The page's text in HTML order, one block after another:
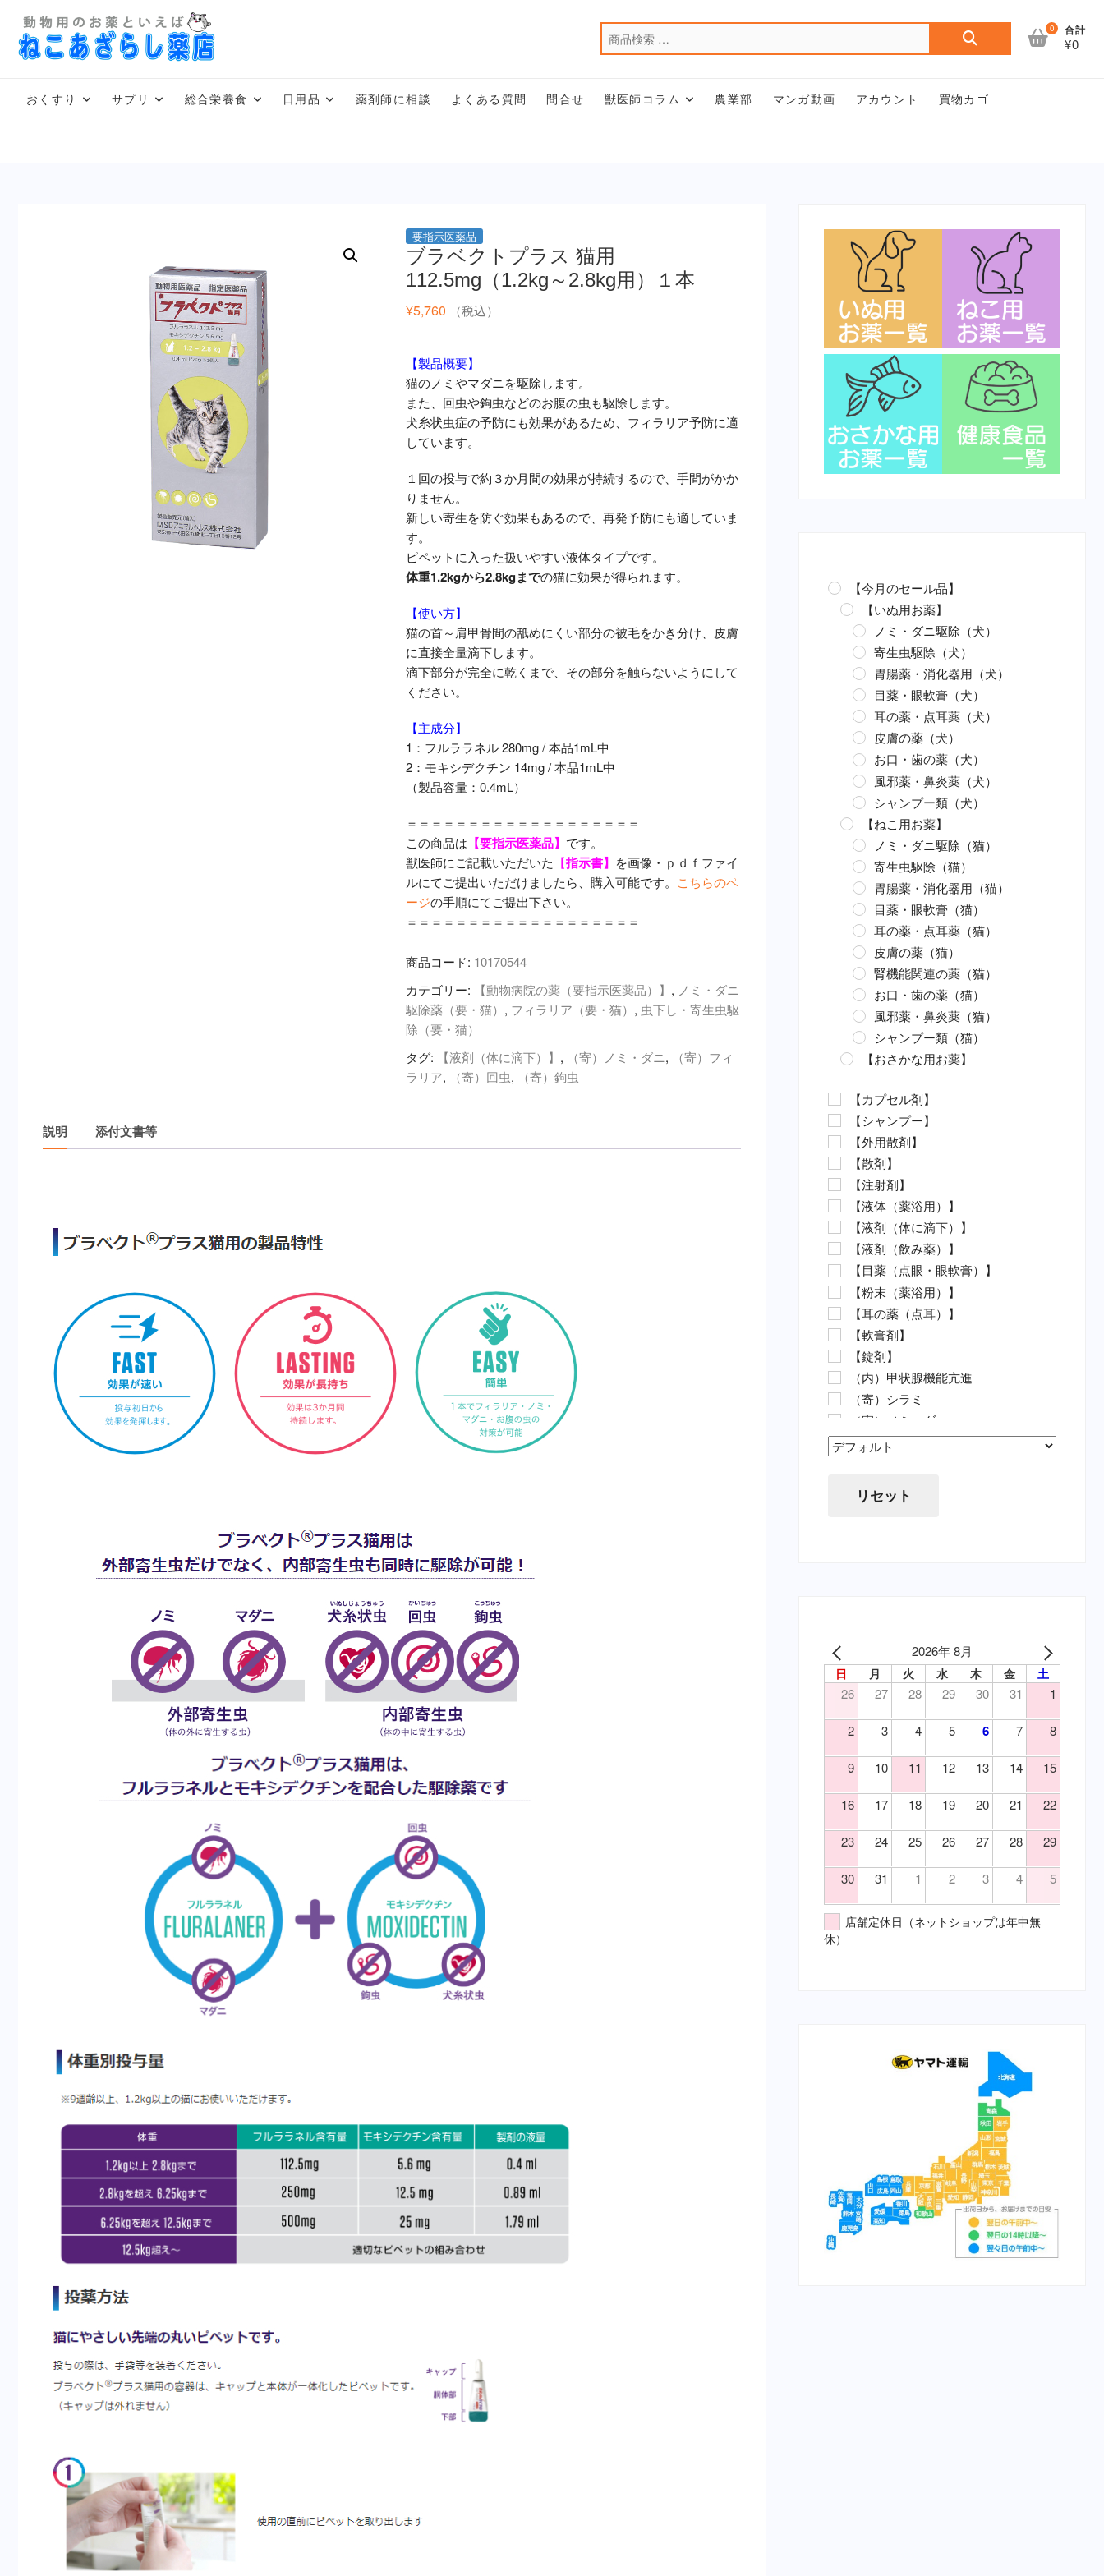
content
0 合計
¥0
おくすり サプリ 総合栄養食 日用品 薬剤師に相談 よくある質問 問合せ 獣医師コラム 農業部 マンガ動画 アカウント 買物カゴ
要指示医薬品
ブラベクトプラス 猫用
112.5mg（1.2kg～2.8kg用）１本
¥5,760 （税込）
【製品概要】
猫のノミやマダニを駆除します。
また、回虫や鉤虫などのお腹の虫も駆除します。
犬糸状虫症の予防にも効果があるため、フィラリア予防に適
しています。
１回の投与で約３か月間の効果が持続するので、手間がかか
りません。
新しい寄生を防ぐ効果もあるので、再発予防にも適していま
す。
ピペットに入った扱いやすい液体タイプです。
体重1.2kgから2.8kgまでの猫に効果が得られます。
【使い方】
猫の首～肩甲骨間の舐めにくい部分の被毛をかき分け、皮膚
に直接全量滴下します。
滴下部分が完全に乾くまで、その部分を触らないようにして
ください。
【主成分】
1：フルララネル 280mg / 本品1mL中
2：モキシデクチン 14mg / 本品1mL中
（製品容量：0.4mL）
＝＝＝＝＝＝＝＝＝＝＝＝＝＝＝＝＝＝＝
この商品は 【要指示医薬品】 です。
獣医師にご記載いただいた 【指示書】 を画像・ｐｄｆファイ
ルにてご提出いただけましたら、購入可能です。 こちらのペ
ージの手順にてご提出下さい。
＝＝＝＝＝＝＝＝＝＝＝＝＝＝＝＝＝＝＝
商品コード: 10170544
カテゴリー:
【動物病院の薬（要指示医薬品）】 , ノミ・ダニ
駆除薬（要・猫） , フィラリア（要・猫） , 虫下し・寄生虫駆
除（要・猫）
タグ:
【液剤（体に滴下）】 , （寄）ノミ・ダニ,
（寄）フィ
ラリア, （寄）回虫, （寄）鉤虫
説明 添付文書等
【今月のセール品】
【いぬ用お薬】
ノミ・ダニ駆除（犬）
寄生虫駆除（犬）
胃腸薬・消化器用（犬）
目薬・眼軟膏（犬）
耳の薬・点耳薬（犬）
皮膚の薬（犬）
お口・歯の薬（犬）
風邪薬・鼻炎薬（犬）
シャンプー類（犬）
【ねこ用お薬】
ノミ・ダニ駆除（猫）
寄生虫駆除（猫）
胃腸薬・消化器用（猫）
目薬・眼軟膏（猫）
耳の薬・点耳薬（猫）
皮膚の薬（猫）
腎機能関連の薬（猫）
お口・歯の薬（猫）
風邪薬・鼻炎薬（猫）
シャンプー類（猫）
【おさかな用お薬】
カラムナリス病対策（魚）
水カビ病対策（魚）
白点病対策（魚）
イカリムシ・ウオジラミ（魚）
ハダムシ駆除（魚）
類結節症（魚）
麻酔（魚）
外傷（魚）
害虫駆除（魚）
【動物病院の薬（要指示医薬
品）】
抗菌剤・抗生物質（要・犬）
抗菌剤・抗生物質（要・猫）
ノミ・ダニ駆除薬（要・犬）
ノミ・ダニ駆除薬（要・猫）
フィラリア（要・犬）
フィラリア（要・猫）
胃腸薬・消化器用（要・犬）
泌尿器の薬（要・犬）
吐き気止め（要・犬）
変形性関節症・関節炎（要・
犬）
変形性関節症・関節炎（要・
猫）
鎮静・精神安定・麻酔（要・
鎮静・精神安定・麻酔（要・
猫）
代謝性用薬・ホルモン剤（要・
犬）
代謝性用薬・ホルモン剤（要・
イティ iti（犬）
メディムース（犬）
ソリッドゴールド（猫）
ブリスミックス（猫）
イティ iti（猫）
メディムース（猫）
栄養食（兎）
栄養食（魚）
メディカープマックス
【カプセル剤】
【シャンプー】
【外用散剤】
【散剤】
【注射剤】
【液体（薬浴用）】
【液剤（体に滴下）】
【液剤（飲み薬）】
【目薬（点眼・眼軟膏）】
【粉末（薬浴用）】
【耳の薬（点耳）】
【軟膏剤】
【錠剤】
（内）甲状腺機能亢進
（寄）シラミ
（寄）ノミ・ダニ
（寄）フィラリア
（寄）蚊
（皮）洗浄・殺菌消毒
（皮）湿疹
（皮）皮膚炎
（目）乾性角結膜炎
（目）角膜炎
（神）鎮痛
（耳）外耳炎
（胃）嘔吐
（胃）消化不良
（胃）食欲不振
（腎）腎不全
（腹）下痢
Sort Products
リセット
2026年 8月
日 月 火 水 木 金 土
26 27 28 29 30 31 1
2 3 4 5 6 7 8
9 10 11 12 13 14 15
16 17 18 19 20 21 22
23 24 25 26 27 28 29
30 31 1 2 3 4 5
店舗定休日（ネットショップは年中無
休）